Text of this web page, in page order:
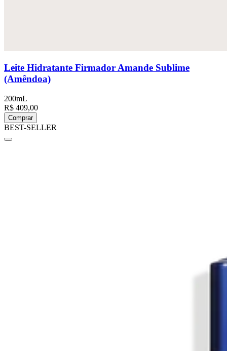
Leite Hidratante Firmador Amande Sublime
(Amêndoa)
200mL
R$ 409,00
Comprar
BEST-SELLER